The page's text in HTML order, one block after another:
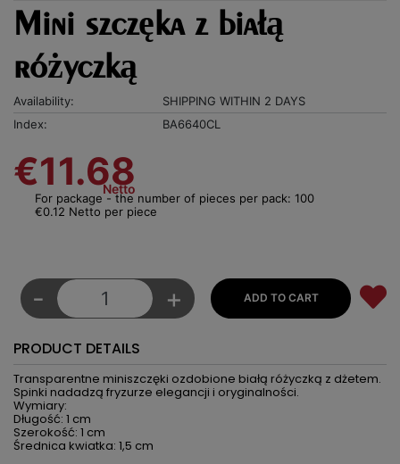
Mini szczęka z białą
różyczką
Availability:
SHIPPING WITHIN 2 DAYS
Index:
BA6640CL
€11.68
Netto
For package - the number of pieces per pack: 100
€0.12 Netto per piece
- +
PRODUCT DETAILS
Transparentne miniszczęki ozdobione białą różyczką z dżetem.
Spinki nadadzą fryzurze elegancji i oryginalności.
Wymiary:
Długość: 1 cm
Szerokość: 1 cm
Średnica kwiatka: 1,5 cm